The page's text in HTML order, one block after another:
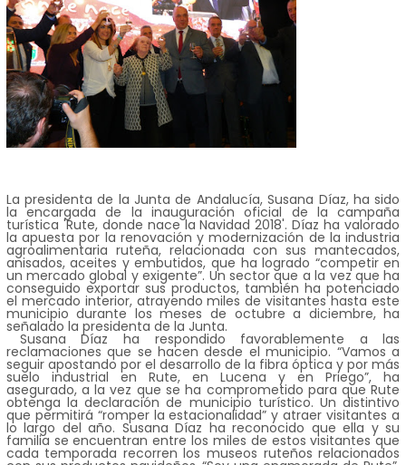
La presidenta de la Junta de Andalucía, Susana Díaz, ha sido
la encargada de la inauguración oficial de la campaña
turística 'Rute, donde nace la Navidad 2018'. Díaz ha valorado
la apuesta por la renovación y modernización de la industria
agroalimentaria ruteña, relacionada con sus mantecados,
anisados, aceites y embutidos, que ha logrado “competir en
un mercado global y exigente”. Un sector que a la vez que ha
conseguido exportar sus productos, también ha potenciado
el mercado interior, atrayendo miles de visitantes hasta este
municipio durante los meses de octubre a diciembre, ha
señalado la presidenta de la Junta.
Susana Díaz ha respondido favorablemente a las
reclamaciones que se hacen desde el municipio. “Vamos a
seguir apostando por el desarrollo de la fibra óptica y por más
suelo industrial en Rute, en Lucena y en Priego”, ha
asegurado, a la vez que se ha comprometido para que Rute
obtenga la declaración de municipio turístico. Un distintivo
que permitirá “romper la estacionalidad” y atraer visitantes a
lo largo del año. Susana Díaz ha reconocido que ella y su
familia se encuentran entre los miles de estos visitantes que
cada temporada recorren los museos ruteños relacionados